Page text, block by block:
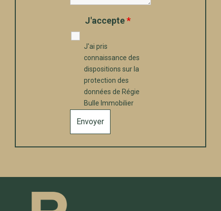
J'accepte*
J'ai pris
connaissance des
dispositions sur la
protection des
données de Régie
Bulle Immobilier